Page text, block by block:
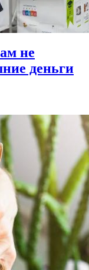
не
деньги